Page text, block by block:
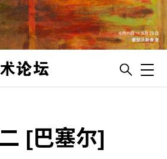
[巴塞尔]